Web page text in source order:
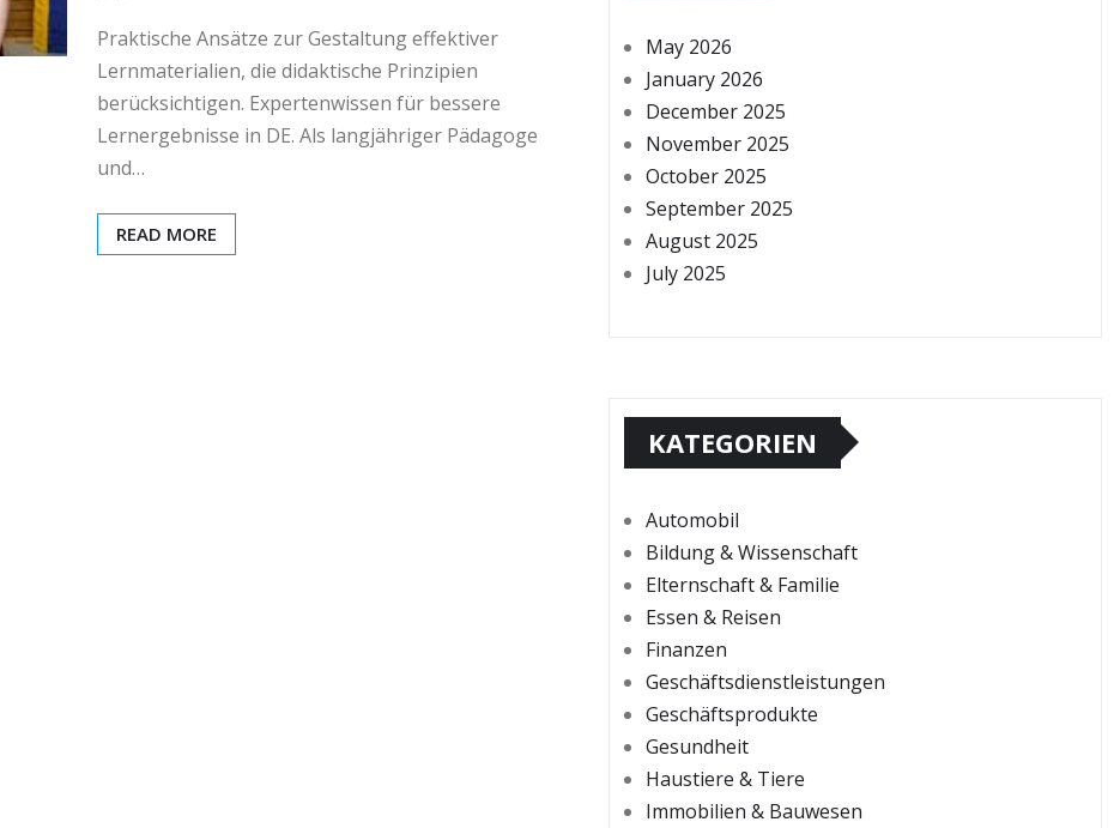
Praktische Ansätze zur Gestaltung effektiver
Lernmaterialien, die didaktische Prinzipien
berücksichtigen. Expertenwissen für bessere
Lernergebnisse in DE. Als langjähriger Pädagoge
und…
READ MORE
May 2026
January 2026
December 2025
November 2025
October 2025
September 2025
August 2025
July 2025
KATEGORIEN
Automobil
Bildung & Wissenschaft
Elternschaft & Familie
Essen & Reisen
Finanzen
Geschäftsdienstleistungen
Geschäftsprodukte
Gesundheit
Haustiere & Tiere
Immobilien & Bauwesen